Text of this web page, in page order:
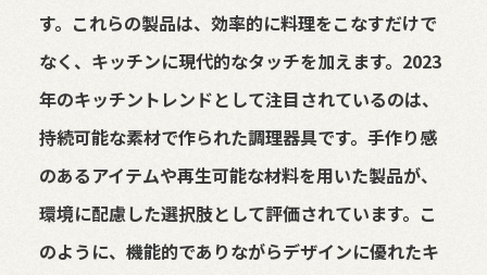
す。これらの製品は、効率的に料理をこなすだけで
なく、キッチンに現代的なタッチを加えます。2023
年のキッチントレンドとして注目されているのは、
持続可能な素材で作られた調理器具です。手作り感
のあるアイテムや再生可能な材料を用いた製品が、
環境に配慮した選択肢として評価されています。こ
のように、機能的でありながらデザインに優れたキ